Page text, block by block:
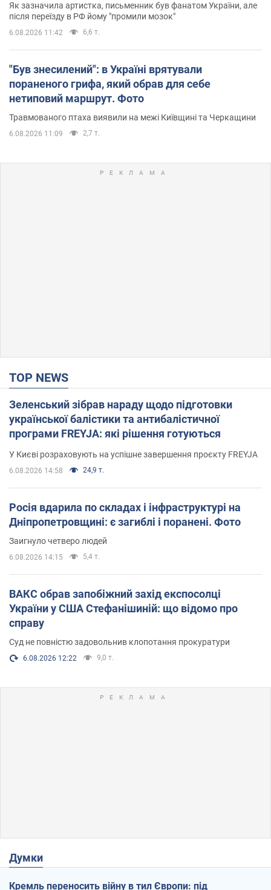
Як зазначила артистка, письменник був фанатом України, але
після переїзду в РФ йому "промили мозок"
6.08.2026 11:42 6,6 т.
"Був знесилений": в Україні врятували
пораненого грифа, який обрав для себе
нетиповий маршрут. Фото
Травмованого птаха виявили на межі Київщині та Черкащини
6.08.2026 11:09 2,7 т.
TOP NEWS
Зеленський зібрав нараду щодо підготовки
української балістики та антибалістичної
програми FREYJA: які рішення готуються
У Києві розраховують на успішне завершення проєкту FREYJA
6.08.2026 14:58 24,9 т.
Росія вдарила по складах і інфраструктурі на
Дніпропетровщині: є загиблі і поранені. Фото
Заигнуло четверо людей
6.08.2026 14:15 5,4 т.
ВАКС обрав запобіжний захід експосолці
України у США Стефанішиній: що відомо про
справу
Суд не повністю задовольнив клопотання прокуратури
6.08.2026 12:22 9,0 т.
Думки
Кремль переносить війну в тил Європи: під